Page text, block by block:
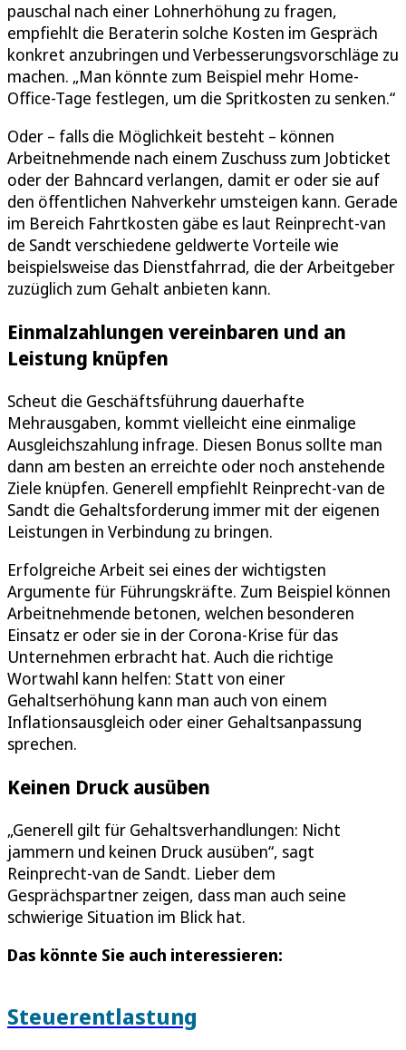
pauschal nach einer Lohnerhöhung zu fragen,
empfiehlt die Beraterin solche Kosten im Gespräch
konkret anzubringen und Verbesserungsvorschläge zu
machen. „Man könnte zum Beispiel mehr Home-
Office-Tage festlegen, um die Spritkosten zu senken.“
Oder – falls die Möglichkeit besteht – können
Arbeitnehmende nach einem Zuschuss zum Jobticket
oder der Bahncard verlangen, damit er oder sie auf
den öffentlichen Nahverkehr umsteigen kann. Gerade
im Bereich Fahrtkosten gäbe es laut Reinprecht-van
de Sandt verschiedene geldwerte Vorteile wie
beispielsweise das Dienstfahrrad, die der Arbeitgeber
zuzüglich zum Gehalt anbieten kann.
Einmalzahlungen vereinbaren und an
Leistung knüpfen
Scheut die Geschäftsführung dauerhafte
Mehrausgaben, kommt vielleicht eine einmalige
Ausgleichszahlung infrage. Diesen Bonus sollte man
dann am besten an erreichte oder noch anstehende
Ziele knüpfen. Generell empfiehlt Reinprecht-van de
Sandt die Gehaltsforderung immer mit der eigenen
Leistungen in Verbindung zu bringen.
Erfolgreiche Arbeit sei eines der wichtigsten
Argumente für Führungskräfte. Zum Beispiel können
Arbeitnehmende betonen, welchen besonderen
Einsatz er oder sie in der Corona-Krise für das
Unternehmen erbracht hat. Auch die richtige
Wortwahl kann helfen: Statt von einer
Gehaltserhöhung kann man auch von einem
Inflationsausgleich oder einer Gehaltsanpassung
sprechen.
Keinen Druck ausüben
„Generell gilt für Gehaltsverhandlungen: Nicht
jammern und keinen Druck ausüben“, sagt
Reinprecht-van de Sandt. Lieber dem
Gesprächspartner zeigen, dass man auch seine
schwierige Situation im Blick hat.
Das könnte Sie auch interessieren:
Steuerentlastung